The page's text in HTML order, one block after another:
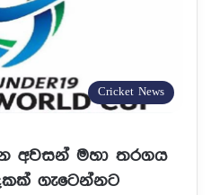
Cricket News
අවසන් මහා තරගය
ගැටෙන්නට